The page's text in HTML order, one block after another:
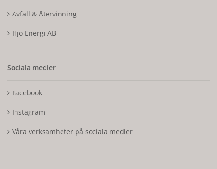
Avfall & Återvinning
Hjo Energi AB
Sociala medier
Facebook
Instagram
Våra verksamheter på sociala medier